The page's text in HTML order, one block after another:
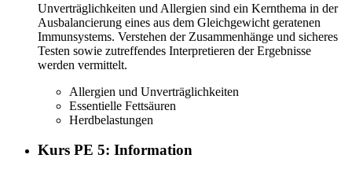
Unverträglichkeiten und Allergien sind ein Kernthema in der
Ausbalancierung eines aus dem Gleichgewicht geratenen
Immunsystems. Verstehen der Zusammenhänge und sicheres
Testen sowie zutreffendes Interpretieren der Ergebnisse
werden vermittelt.
Allergien und Unverträglichkeiten
Essentielle Fettsäuren
Herdbelastungen
Kurs PE 5: Information